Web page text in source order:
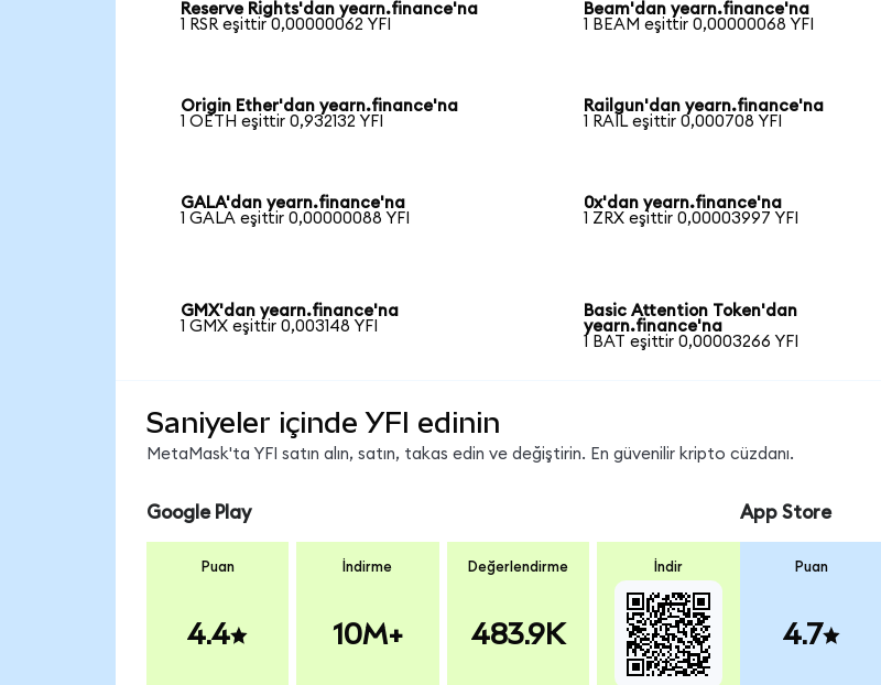
Reserve Rights'dan yearn.finance'na
1 RSR eşittir 0,00000062 YFI
Beam'dan yearn.finance'na
1 BEAM eşittir 0,00000068 YFI
Origin Ether'dan yearn.finance'na
1 OETH eşittir 0,932132 YFI
Railgun'dan yearn.finance'na
1 RAIL eşittir 0,000708 YFI
GALA'dan yearn.finance'na
1 GALA eşittir 0,00000088 YFI
0x'dan yearn.finance'na
1 ZRX eşittir 0,00003997 YFI
GMX'dan yearn.finance'na
1 GMX eşittir 0,003148 YFI
Basic Attention Token'dan
yearn.finance'na
1 BAT eşittir 0,00003266 YFI
Saniyeler içinde YFI edinin
MetaMask'ta YFI satın alın, satın, takas edin ve değiştirin. En güvenilir kripto cüzdanı.
Google Play
Puan
4.4
İndirme
10M+
Değerlendirme
483.9K
İndir
App Store
Puan
4.7